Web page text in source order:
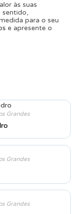
às suas
sentido,
para o seu
e apresente o
Grandes
Grandes
Grandes